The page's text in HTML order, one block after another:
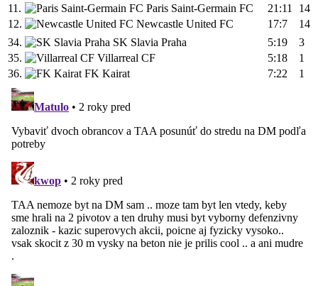
11.
Paris Saint-Germain FC 21:11
14
12.
Newcastle United FC 17:7
14
34.
SK Slavia Praha 5:19
3
35.
Villarreal CF 5:18
1
36.
FK Kairat 7:22 1